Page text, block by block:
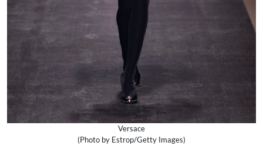
Versace
(Photo by Estrop/Getty Images)